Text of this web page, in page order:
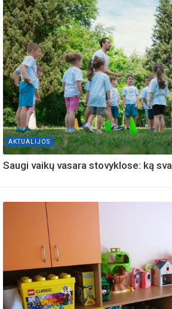
AKTUALIJOS
Saugi vaikų vasara stovyklose: ką